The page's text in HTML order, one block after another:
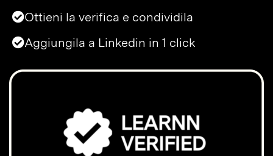
Ottieni la verifica e condividila
Aggiungila a Linkedin in 1 click